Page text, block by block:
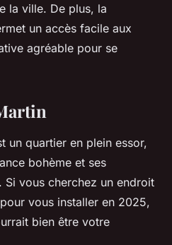
la ville. De plus, la
un accès facile aux
agréable pour se
un quartier en plein essor,
bohème et ses
vous cherchez un endroit
vous installer en 2025,
bien être votre